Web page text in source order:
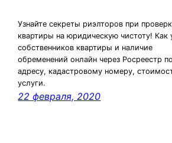
Узнайте секреты риэлторов при
квартиры на юридическую чистоту! Как
собственников квартиры и наличие
обременений онлайн через Росреестр по
адресу, кадастровому номеру,
услуги.
22 февраля, 2020